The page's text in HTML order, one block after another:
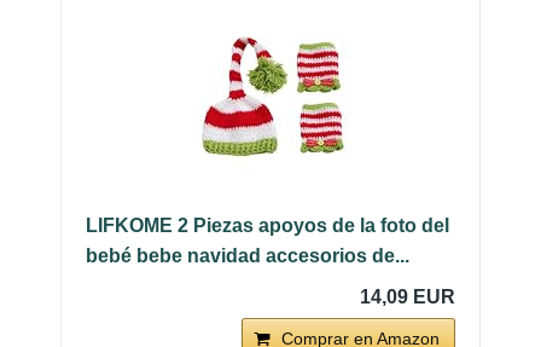
LIFKOME 2 Piezas apoyos de la foto del
bebé bebe navidad accesorios de...
14,09 EUR
Comprar en Amazon